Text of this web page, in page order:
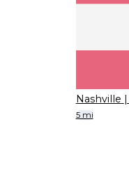
Nashville
5 mi